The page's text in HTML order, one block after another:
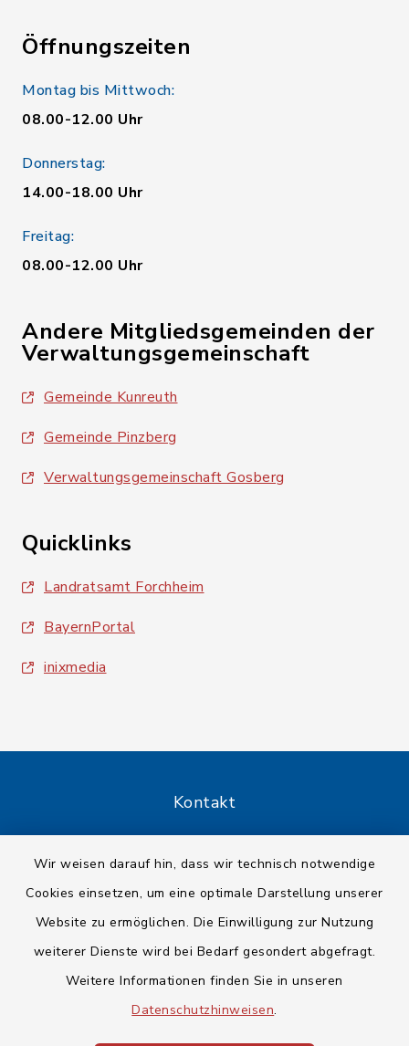
Wir weisen darauf hin, dass wir technisch notwendige
Cookies einsetzen, um eine optimale Darstellung unserer
Website zu ermöglichen. Die Einwilligung zur Nutzung
weiterer Dienste wird bei Bedarf gesondert abgefragt.
Weitere Informationen finden Sie in unseren
Datenschutzhinweisen.
Öffnungszeiten
Montag bis Mittwoch:
08.00-12.00 Uhr
Donnerstag:
14.00-18.00 Uhr
Freitag:
08.00-12.00 Uhr
Andere Mitgliedsgemeinden der
Verwaltungsgemeinschaft
Gemeinde Kunreuth
Gemeinde Pinzberg
Verwaltungsgemeinschaft Gosberg
Quicklinks
Landratsamt Forchheim
BayernPortal
inixmedia
Kontakt
Datenschutz
Impressum
Sitemap
Cookie-Einstellungen